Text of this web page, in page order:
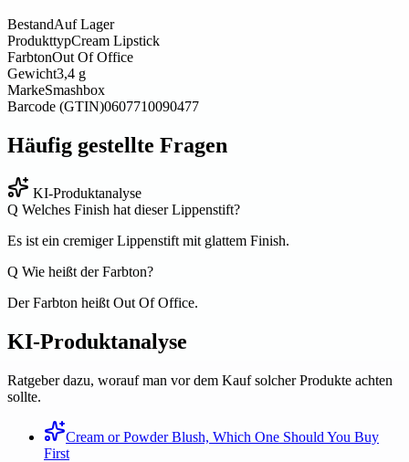
BestandAuf Lager
ProdukttypCream Lipstick
FarbtonOut Of Office
Gewicht3,4 g
MarkeSmashbox
Barcode (GTIN)0607710090477
Häufig gestellte Fragen
KI-Produktanalyse
Q Welches Finish hat dieser Lippenstift?
Es ist ein cremiger Lippenstift mit glattem Finish.
Q Wie heißt der Farbton?
Der Farbton heißt Out Of Office.
KI-Produktanalyse
Ratgeber dazu, worauf man vor dem Kauf solcher Produkte achten
sollte.
Cream or Powder Blush, Which One Should You Buy
First